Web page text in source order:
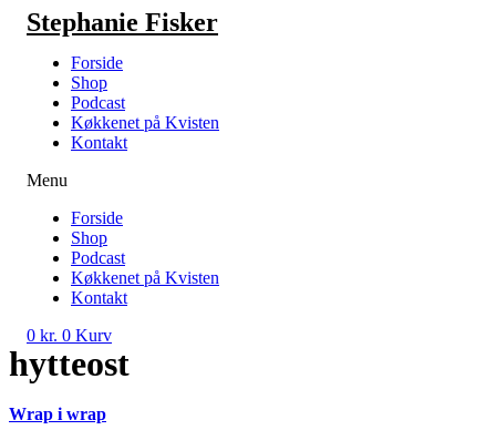
Videre
indhold
Stephanie Fisker
Forside
Shop
Podcast
Køkkenet på Kvisten
Kontakt
Menu
Forside
Shop
Podcast
Køkkenet på Kvisten
Kontakt
0 kr. 0 Kurv
hytteost
Wrap i wrap